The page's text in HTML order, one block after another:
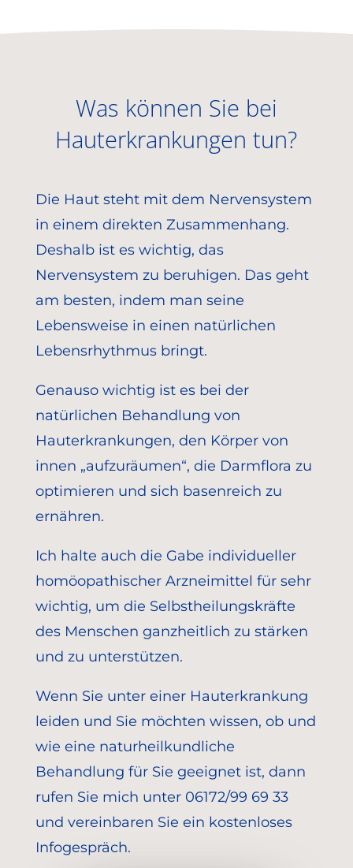
Was können Sie bei
Hauterkrankungen tun?
Die Haut steht mit dem Nervensystem
in einem direkten Zusammenhang.
Deshalb ist es wichtig, das
Nervensystem zu beruhigen. Das geht
am besten, indem man seine
Lebensweise in einen natürlichen
Lebensrhythmus bringt.
Genauso wichtig ist es bei der
natürlichen Behandlung von
Hauterkrankungen, den Körper von
innen „aufzuräumen“, die Darmflora zu
optimieren und sich basenreich zu
ernähren.
Ich halte auch die Gabe individueller
homöopathischer Arzneimittel für sehr
wichtig, um die Selbstheilungskräfte
des Menschen ganzheitlich zu stärken
und zu unterstützen.
Wenn Sie unter einer Hauterkrankung
leiden und Sie möchten wissen, ob und
wie eine naturheilkundliche
Behandlung für Sie geeignet ist, dann
rufen Sie mich unter 06172/99 69 33
und vereinbaren Sie ein kostenloses
Infogespräch.